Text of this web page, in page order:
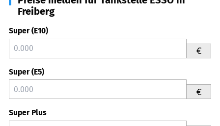
Freiberg
Super (E10)
€
Super (E5)
€
Super Plus